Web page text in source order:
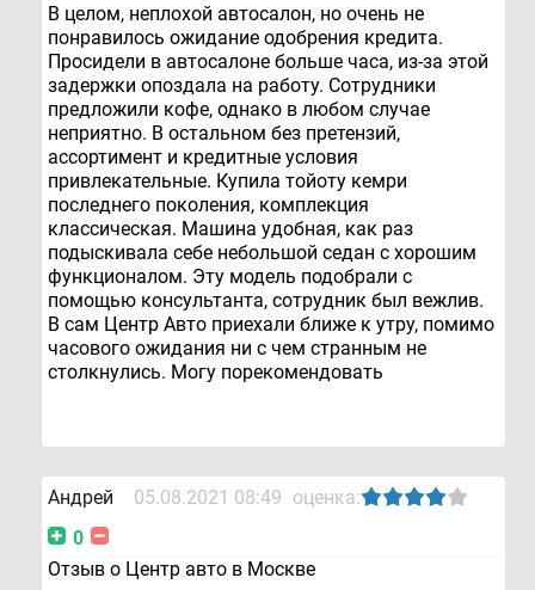
В целом, неплохой автосалон, но очень не
понравилось ожидание одобрения кредита.
Просидели в автосалоне больше часа, из-за этой
задержки опоздала на работу. Сотрудники
предложили кофе, однако в любом случае
неприятно. В остальном без претензий,
ассортимент и кредитные условия
привлекательные. Купила тойоту кемри
последнего поколения, комплекция
классическая. Машина удобная, как раз
подыскивала себе небольшой седан с хорошим
функционалом. Эту модель подобрали с
помощью консультанта, сотрудник был вежлив.
В сам Центр Авто приехали ближе к утру, помимо
часового ожидания ни с чем странным не
столкнулись. Могу порекомендовать
Андрей 05.08.2021 08:49 оценка:
0
Отзыв о Центр авто в Москве